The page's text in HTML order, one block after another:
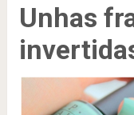
Unhas